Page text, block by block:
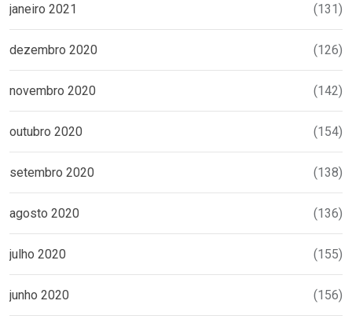
janeiro 2021 (131)
dezembro 2020 (126)
novembro 2020 (142)
outubro 2020 (154)
setembro 2020 (138)
agosto 2020 (136)
julho 2020 (155)
junho 2020 (156)